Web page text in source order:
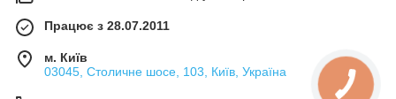
Працює з 28.07.2011
м. Київ
03045, Столичне шосе, 103, Київ, Україна